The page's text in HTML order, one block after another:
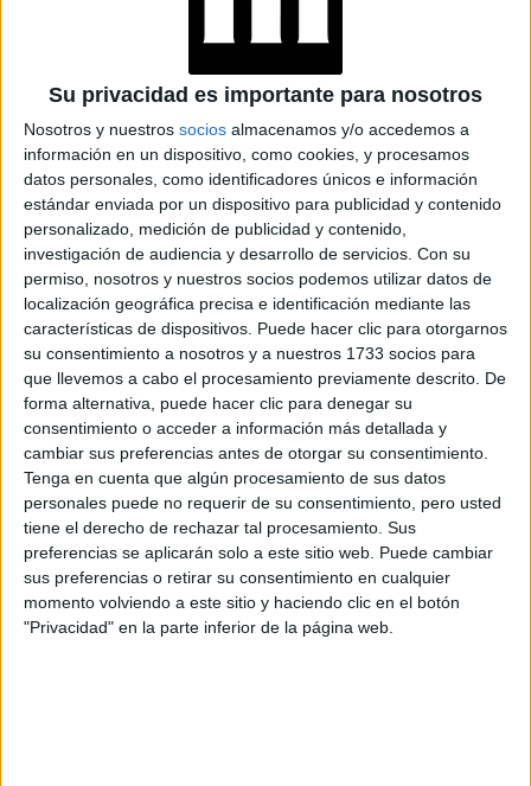
Su privacidad es importante para nosotros
Nosotros y nuestros socios almacenamos y/o accedemos a
información en un dispositivo, como cookies, y procesamos
datos personales, como identificadores únicos e información
estándar enviada por un dispositivo para publicidad y contenido
personalizado, medición de publicidad y contenido,
investigación de audiencia y desarrollo de servicios. Con su
permiso, nosotros y nuestros socios podemos utilizar datos de
localización geográfica precisa e identificación mediante las
características de dispositivos. Puede hacer clic para otorgarnos
su consentimiento a nosotros y a nuestros 1733 socios para
que llevemos a cabo el procesamiento previamente descrito. De
forma alternativa, puede hacer clic para denegar su
consentimiento o acceder a información más detallada y
cambiar sus preferencias antes de otorgar su consentimiento.
Tenga en cuenta que algún procesamiento de sus datos
personales puede no requerir de su consentimiento, pero usted
tiene el derecho de rechazar tal procesamiento. Sus
preferencias se aplicarán solo a este sitio web. Puede cambiar
sus preferencias o retirar su consentimiento en cualquier
momento volviendo a este sitio y haciendo clic en el botón
"Privacidad" en la parte inferior de la página web.
Emily in Paris y más de una se
atreverá a llevar
La nueva temporada de Emily in Paris se está rodando y
fotos de los más icónicos looks se filtran en redes, y las
amantes de la serie quieren replicar o cuestionar los
outfits de la protagonista.